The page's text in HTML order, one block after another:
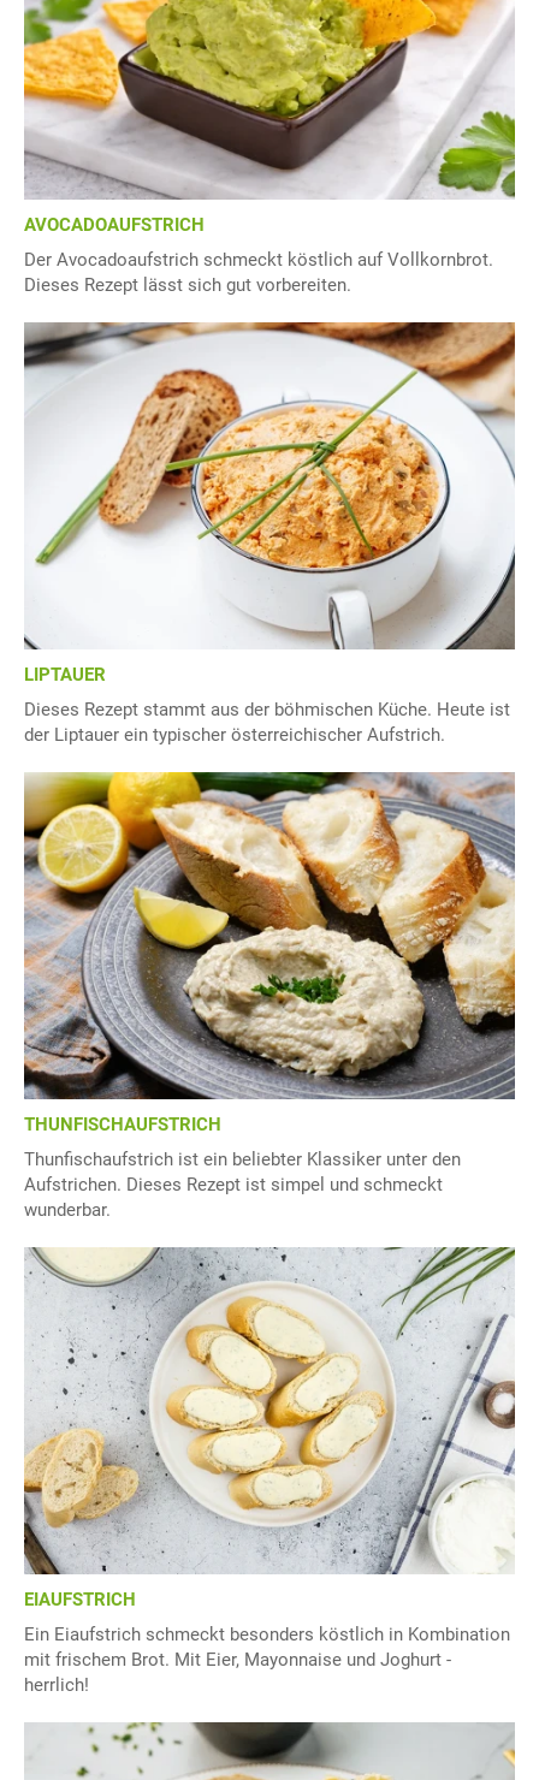
AVOCADOAUFSTRICH
Der Avocadoaufstrich schmeckt köstlich auf Vollkornbrot.
Dieses Rezept lässt sich gut vorbereiten.
LIPTAUER
Dieses Rezept stammt aus der böhmischen Küche. Heute ist
der Liptauer ein typischer österreichischer Aufstrich.
THUNFISCHAUFSTRICH
Thunfischaufstrich ist ein beliebter Klassiker unter den
Aufstrichen. Dieses Rezept ist simpel und schmeckt
wunderbar.
EIAUFSTRICH
Ein Eiaufstrich schmeckt besonders köstlich in Kombination
mit frischem Brot. Mit Eier, Mayonnaise und Joghurt -
herrlich!